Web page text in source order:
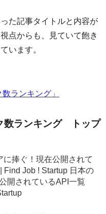
た記事タイトルと内容が
点からも、見ていて飽き
います。
数ランキング トップ
捧ぐ！現在公開されて
Find Job ! Startup 日本の
開されているAPI一覧